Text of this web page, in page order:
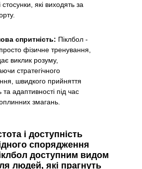
стосунки, які виходять за
спритність: Піклбол -
фізичне тренування,
виклик розуму,
стратегічного
швидкого прийняття
та адаптивності під час
змагань.
і доступність
спорядження
доступним видом
людей, які прагнуть